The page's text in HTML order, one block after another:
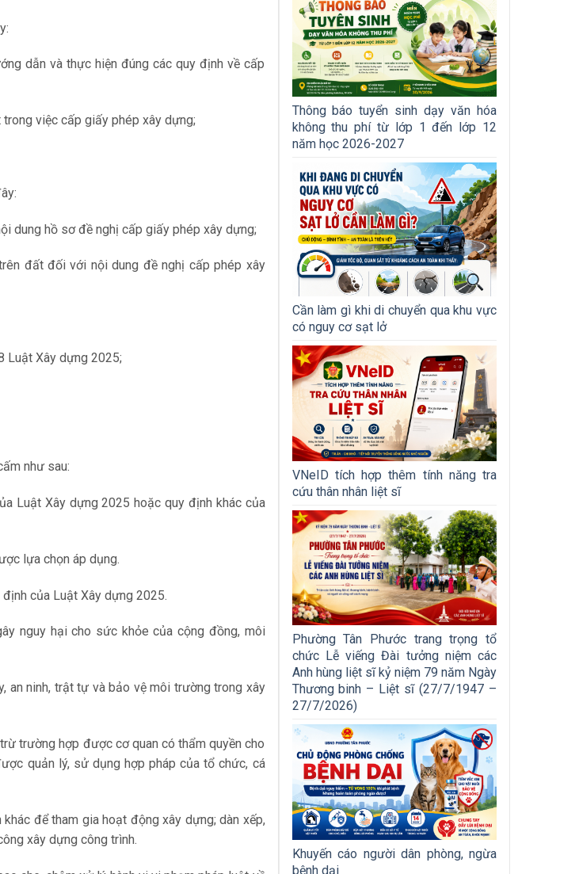
dẫn và thực hiện đúng các quy định về cấp
trong việc cấp giấy phép xây dựng;
dung hồ sơ đề nghị cấp giấy phép xây dựng;
đất đối với nội dung đề nghị cấp phép xây
Luật Xây dựng 2025;
như sau:
Luật Xây dựng 2025 hoặc quy định khác của
lựa chọn áp dụng.
của Luật Xây dựng 2025.
nguy hại cho sức khỏe của cộng đồng, môi
an ninh, trật tự và bảo vệ môi trường trong xây
trường hợp được cơ quan có thẩm quyền cho
quản lý, sử dụng hợp pháp của tổ chức, cá
để tham gia hoạt động xây dựng; dàn xếp,
xây dựng công trình.
Thông báo tuyển sinh dạy văn hóa
không thu phí từ lớp 1 đến lớp 12
năm học 2026-2027
Cần làm gì khi di chuyển qua khu vực
có nguy cơ sạt lở
VNeID tích hợp thêm tính năng tra
cứu thân nhân liệt sĩ
Phường Tân Phước trang trọng tổ
chức Lễ viếng Đài tưởng niệm các
Anh hùng liệt sĩ kỷ niệm 79 năm Ngày
Thương binh – Liệt sĩ (27/7/1947 –
27/7/2026)
Khuyến cáo người dân phòng, ngừa
bệnh dại